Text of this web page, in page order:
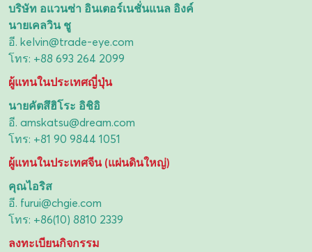
บริษัท อแวนซ่า อินเตอร์เนชั่นแนล อิงค์
นายเคลวิน ชู
อี. kelvin@trade-eye.com
โทร: +88 693 264 2099
ผู้แทนในประเทศญี่ปุ่น
นายคัตสึฮิโระ อิชิอิ
อี. amskatsu@dream.com
โทร: +81 90 9844 1051
ผู้แทนในประเทศจีน (แผ่นดินใหญ่)
คุณไอริส
อี. furui@chgie.com
โทร: +86(10) 8810 2339
ลงทะเบียนกิจกรรม